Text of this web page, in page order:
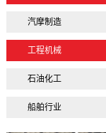
汽摩制造
工程机械
石油化工
船舶行业